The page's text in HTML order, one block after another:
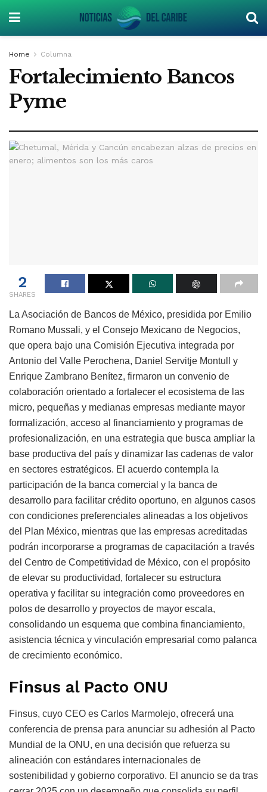
Home Columna
Fortalecimiento Bancos
Pyme
2
SHARES
La Asociación de Bancos de México, presidida por Emilio
Romano Mussali, y el Consejo Mexicano de Negocios,
que opera bajo una Comisión Ejecutiva integrada por
Antonio del Valle Perochena, Daniel Servitje Montull y
Enrique Zambrano Benítez, firmaron un convenio de
colaboración orientado a fortalecer el ecosistema de las
micro, pequeñas y medianas empresas mediante mayor
formalización, acceso al financiamiento y programas de
profesionalización, en una estrategia que busca ampliar la
base productiva del país y dinamizar las cadenas de valor
en sectores estratégicos. El acuerdo contempla la
participación de la banca comercial y la banca de
desarrollo para facilitar crédito oportuno, en algunos casos
con condiciones preferenciales alineadas a los objetivos
del Plan México, mientras que las empresas acreditadas
podrán incorporarse a programas de capacitación a través
del Centro de Competitividad de México, con el propósito
de elevar su productividad, fortalecer su estructura
operativa y facilitar su integración como proveedores en
polos de desarrollo y proyectos de mayor escala,
consolidando un esquema que combina financiamiento,
asistencia técnica y vinculación empresarial como palanca
de crecimiento económico.
Finsus al Pacto ONU
Finsus, cuyo CEO es Carlos Marmolejo, ofrecerá una
conferencia de prensa para anunciar su adhesión al Pacto
Mundial de la ONU, en una decisión que refuerza su
alineación con estándares internacionales de
sostenibilidad y gobierno corporativo. El anuncio se da tras